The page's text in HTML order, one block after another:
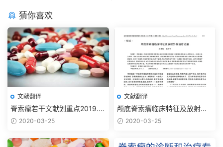
猜你喜欢
文献翻译
脊索瘤若干文献划重点2019.11
【抗癌药篇】
2020-03-25
文献翻译
颅底脊索瘤临床特征及放射外
科治疗进展2012
2020-03-25